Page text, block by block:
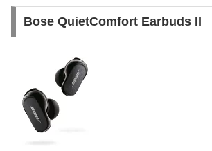
Bose QuietComfort Earbuds II